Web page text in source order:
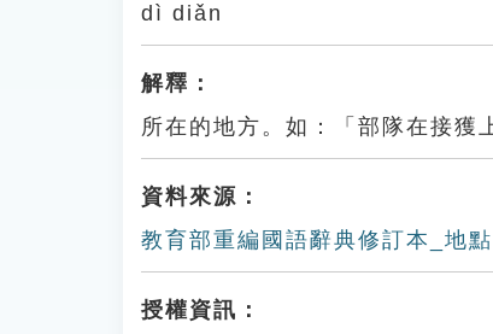
dì diǎn
解釋：
所在的地方。如：「部隊在接獲
資料來源：
教育部重編國語辭典修訂本_地點
授權資訊：